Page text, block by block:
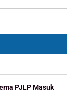
PJLP Masuk